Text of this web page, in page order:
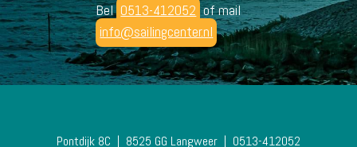
Bel 0513-412052 of mail
info@sailingcenter.nl
Pontdijk 8C 8525 GG Langweer 0513-412052